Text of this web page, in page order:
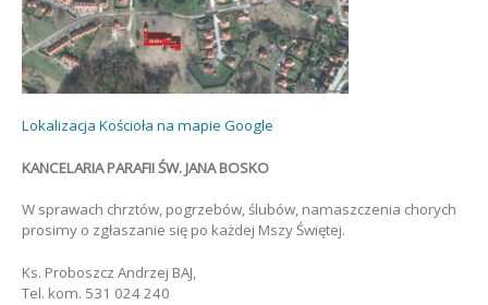
Lokalizacja Kościoła na mapie Google
KANCELARIA PARAFII ŚW. JANA BOSKO
W sprawach chrztów, pogrzebów, ślubów, namaszczenia chorych
prosimy o zgłaszanie się po każdej Mszy Świętej.
Ks. Proboszcz Andrzej BAJ,
Tel. kom. 531 024 240